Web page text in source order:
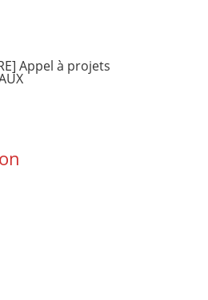
Appel à projets